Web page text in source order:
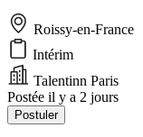
Roissy-en-France
Intérim
Talentinn Paris
Postée il y a 2 jours
Postuler